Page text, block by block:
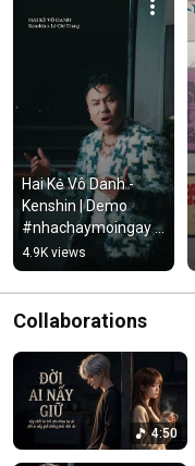
Hai Kẻ Vô Danh -
Kenshin | Demo
#nhachaymoingay
#tamtrang
4.9K views
Collaborations
4:50